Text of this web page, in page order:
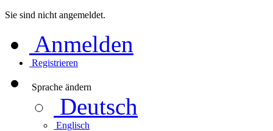
Sie sind nicht angemeldet.
Anmelden
Registrieren
Sprache ändern
Deutsch
Englisch